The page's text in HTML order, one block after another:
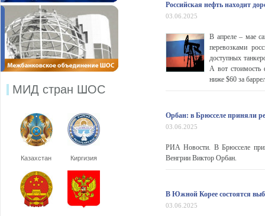
МИД стран ШОС
Казахстан Киргизия
Российская нефть находит
03.06.2025
В апреле – мае
перевозками
доступных
А вот стоимость
ниже $60 за
Орбан: в Брюсселе приняли
03.06.2025
РИА Новости. В Брюсселе
Венгрии Виктор Орбан.
В Южной Корее состоятся
03.06.2025